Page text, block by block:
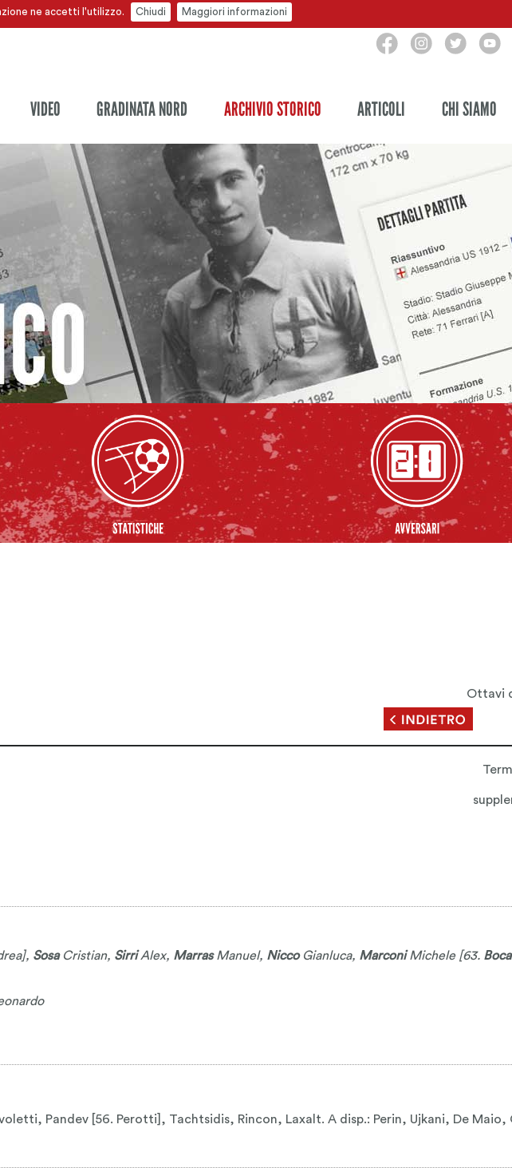
ne accetti l'utilizzo. Chiudi Maggiori informazioni
VIDEO GRADINATA NORD ARCHIVIO STORICO ARTICOLI CHI SIAMO
Ottavi
], SosaCristian, SirriAlex, MarrasManuel, NiccoGianluca, MarconiMichele[63.
Pandev [56. Perotti], Tachtsidis, Rincon, Laxalt. A disp.: Perin, Ujkani, De Maio,